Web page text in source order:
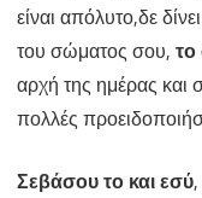
είναι απόλυτο,δε
του σώματος σου, το
αρχή της ημέρας και
πολλές
Σεβάσου το και εσύ